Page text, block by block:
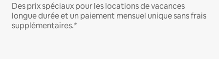
Des prix spéciaux pour les locations de vacances
longue durée et un paiement mensuel unique sans frais
supplémentaires.*